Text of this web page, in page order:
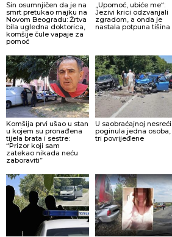
Sin osumnjičen da je na
smrt pretukao majku na
Novom Beogradu: Žrtva
bila ugledna doktorica,
komšije čule vapaje za
pomoć
„Upomoć, ubiće me“:
Jezivi krici odzvanjali
zgradom, a onda je
nastala potpuna tišina
Komšija prvi ušao u stan
u kojem su pronađena
tijela brata i sestre:
“Prizor koji sam
zatekao nikada neću
zaboraviti”
U saobraćajnoj nesreći
poginula jedna osoba,
tri povrijeđene